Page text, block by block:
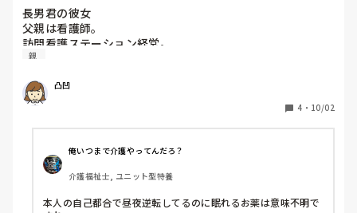
長男君の彼女
父親は看護師。
訪問看護ステーション経営。
船所有。
大学生の長男、夜遊び（夜更かし？）する事あり
夜に寝付けなくなる事が度々ある。
それは、睡眠障害というより
不摂生している生活が影響しているだけだと思う。
睡眠時間は取れてるから。普通に早寝早起きしたら解決す
る。
凸凹
4 ・ 10/02
俺いつまで介護やってんだろ？
介護福祉士, ユニット型特養
本人の自己都合で昼夜逆転してるのに眠れるお薬は意味不明で